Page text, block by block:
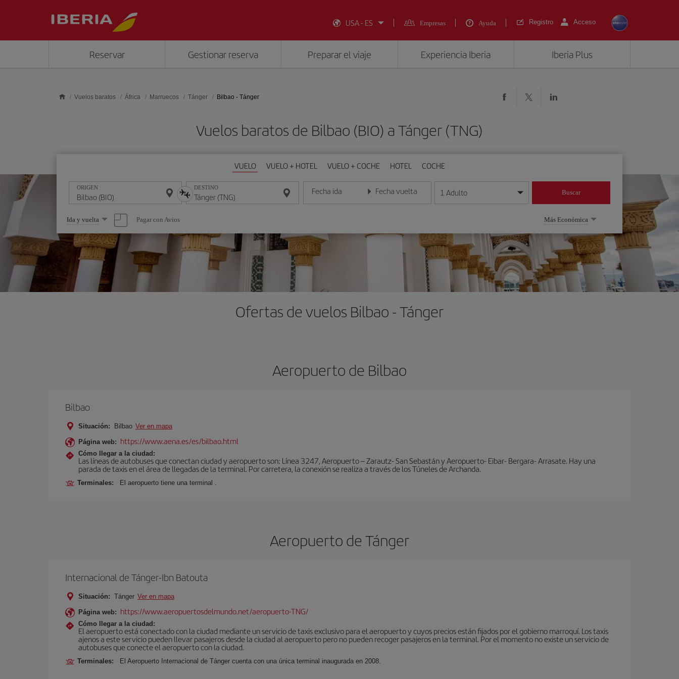
USA - ES
Empresas Ayuda Registro Acceso
Reservar Gestionar reserva Preparar el viaje Experiencia Iberia Iberia Plus
Vuelos baratos África Marruecos Tánger Bilbao - Tánger
Vuelos baratos de Bilbao (BIO) a Tánger (TNG)
VUELO VUELO + HOTEL VUELO + COCHE HOTEL COCHE
ORIGEN DESTINO Fecha ida
Introduce la fecha en formato día/mes/año
Fecha vuelta
Introduce la fecha en formato día/mes/año
1 Adulto Buscar
Seleccione
una
opción
Ida y vuelta Pagar con Avios Más Económica
Ofertas de vuelos Bilbao - Tánger
Aeropuerto de Bilbao
Bilbao
Situación: Bilbao Ver en mapa
Página web: https://www.aena.es/es/bilbao.html
Cómo llegar a la ciudad:
Las líneas de autobuses que conectan ciudad y aeropuerto son: Línea 3247, Aeropuerto – Zarautz- San Sebastán y Aeropuerto- Eibar- Bergara- Arrasate. Hay una
parada de taxis en el área de llegadas de la terminal. Por carretera, la conexión se realiza a través de los Túneles de Archanda.
Terminales: El aeropuerto tiene una terminal .
Aeropuerto de Tánger
Internacional de Tánger-Ibn Batouta
Situación: Tánger Ver en mapa
Página web: https://www.aeropuertosdelmundo.net/aeropuerto-TNG/
Cómo llegar a la ciudad:
El aeropuerto está conectado con la ciudad mediante un servicio de taxis exclusivo para el aeropuerto y cuyos precios están fijados por el gobierno marroquí. Los taxis
ajenos a este servicio pueden llevar pasajeros desde la ciudad al aeropuerto pero no pueden recoger pasajeros en la terminal. Por el momento no existe un servicio de
autobuses que conecte el aeropuerto con la ciudad.
Terminales: El Aeropuerto Internacional de Tánger cuenta con una única terminal inaugurada en 2008.